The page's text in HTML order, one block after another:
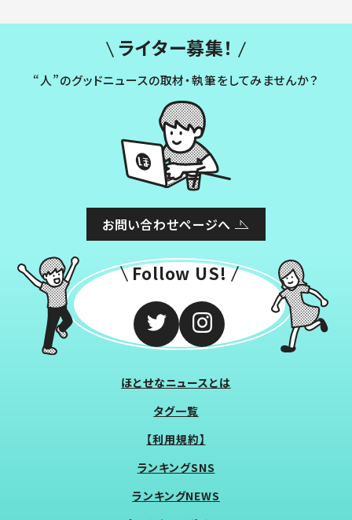
ライター募集！
“人”のグッドニュースの取材・執筆をしてみませんか？
お問い合わせページへ
Follow US!
ほとせなニュースとは
タグ一覧
【利用規約】
ランキングSNS
ランキングNEWS